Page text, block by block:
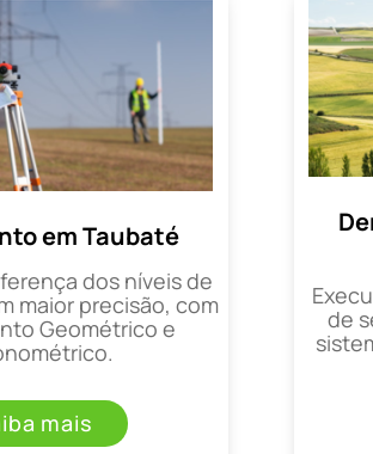
em Taubaté
dos níveis de
maior precisão, com
Geométrico e
mais
de